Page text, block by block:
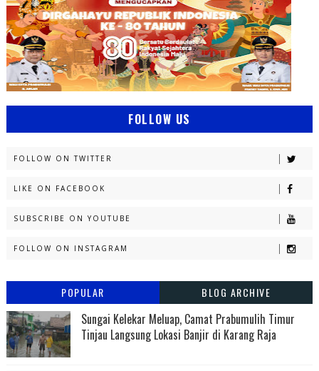
FOLLOW US
FOLLOW ON TWITTER
LIKE ON FACEBOOK
SUBSCRIBE ON YOUTUBE
FOLLOW ON INSTAGRAM
POPULAR BLOG ARCHIVE
Sungai Kelekar Meluap, Camat Prabumulih Timur
Tinjau Langsung Lokasi Banjir di Karang Raja